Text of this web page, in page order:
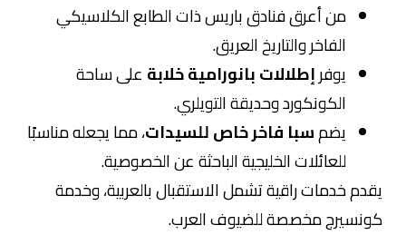
من أعرق فنادق باريس ذات الطابع الكلاسيكي
الفاخر والتاريخ العريق.
يوفرإطلالات بانورامية خلابة على ساحة
الكونكورد وحديقة التويلري.
يضمسبا فاخر خاص للسيدات، مما يجعله مناسبًا
للعائلات الخليجية الباحثة عن الخصوصية.
يقدم خدمات راقية تشمل الاستقبال بالعربية، وخدمة
كونسيرج مخصصة للضيوف العرب.